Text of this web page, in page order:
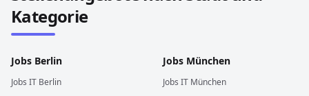
Kategorie
Jobs Berlin
Jobs IT Berlin
Jobs München
Jobs IT München